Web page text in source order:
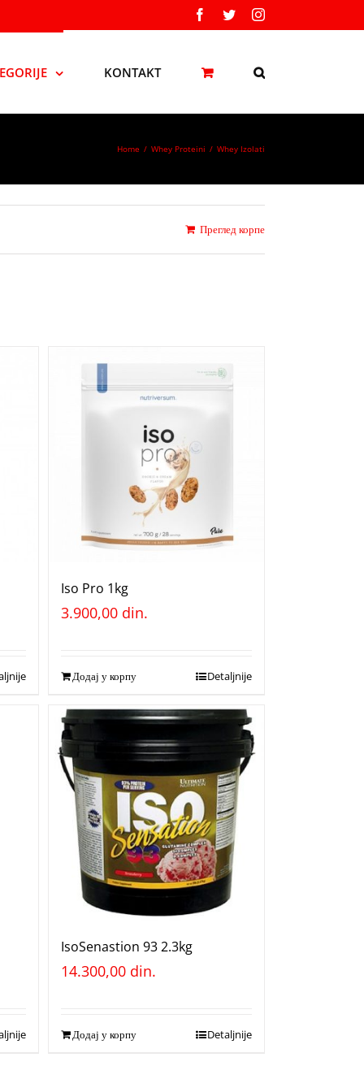
Facebook
TwitterInstagram
KONTAKT
Home / Whey Proteini / Whey Izolati
Преглед корпе
Iso Pro 1kg
3.900,00 din.
Додај у корпу Detaljnije
IsoSenastion 93 2.3kg
14.300,00 din.
Додај у корпу Detaljnije